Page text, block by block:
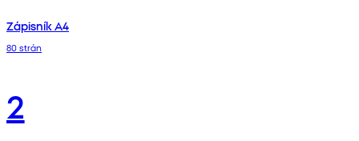
Zápisník A4
80 strán
2